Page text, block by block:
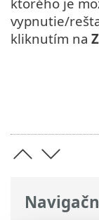
vypnutie/
kliknutím na